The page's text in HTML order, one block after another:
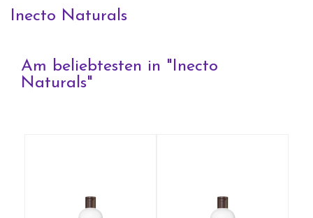
Inecto Naturals
Am beliebtesten in "Inecto
Naturals"